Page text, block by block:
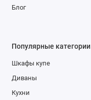
Блог
Популярные категории
Шкафы купе
Диваны
Кухни